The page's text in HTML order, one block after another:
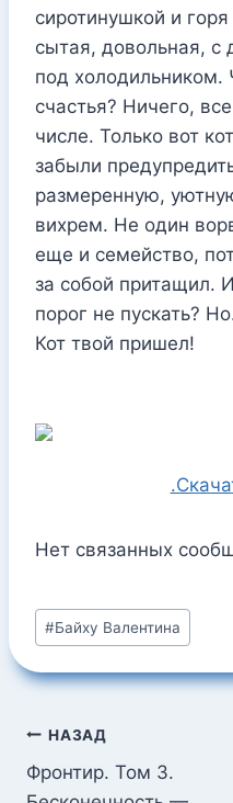
сиротинушкой и
сытая, довольная, с
под
счастья? Ничего,
числе. Только вот
забыли
размеренную,
вихрем. Не один
еще и семейство,
за собой притащил.
порог не пускать?
Кот твой пришел!
Нет связанных
Метки
записи:
#Байху Валентина
Навигация
по
НАЗАД
Фронтир. Том 3.